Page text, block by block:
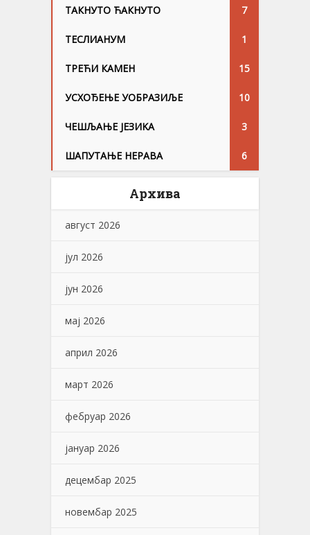
ТАКНУТО ЋАКНУТО 7
ТЕСЛИАНУМ 1
ТРЕЋИ КАМЕН 15
УСХОЂЕЊЕ УОБРАЗИЉЕ 10
ЧЕШЉАЊЕ ЈЕЗИKА 3
ШАПУТАЊЕ НЕРАВА 6
Архива
август 2026
јул 2026
јун 2026
мај 2026
април 2026
март 2026
фебруар 2026
јануар 2026
децембар 2025
новембар 2025